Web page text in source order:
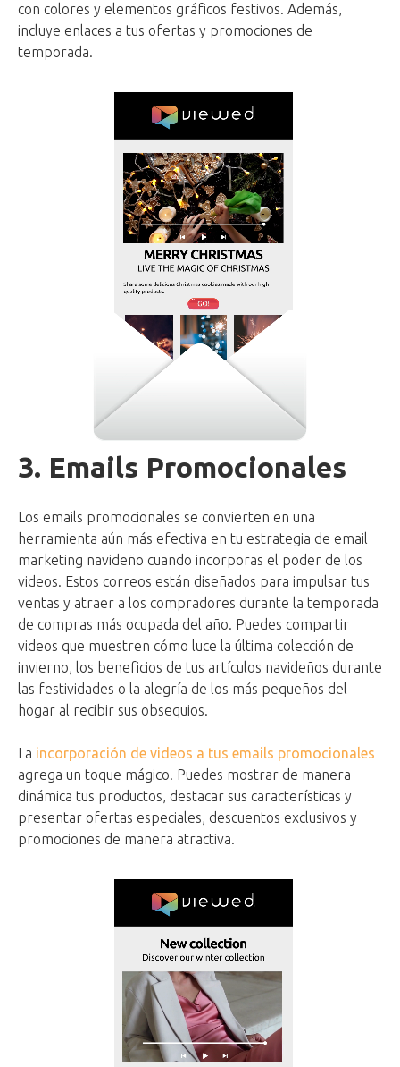
con colores y elementos gráficos festivos. Además,
incluye enlaces a tus ofertas y promociones de
temporada.
3. Emails Promocionales
Los emails promocionales se convierten en una
herramienta aún más efectiva en tu estrategia de email
marketing navideño cuando incorporas el poder de los
videos. Estos correos están diseñados para impulsar tus
ventas y atraer a los compradores durante la temporada
de compras más ocupada del año. Puedes compartir
videos que muestren cómo luce la última colección de
invierno, los beneficios de tus artículos navideños durante
las festividades o la alegría de los más pequeños del
hogar al recibir sus obsequios.
La incorporación de videos a tus emails promocionales
agrega un toque mágico. Puedes mostrar de manera
dinámica tus productos, destacar sus características y
presentar ofertas especiales, descuentos exclusivos y
promociones de manera atractiva.